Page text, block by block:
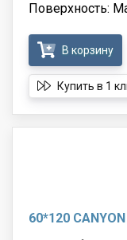
Поверхность:
В корзину
Купить в 1
60*120